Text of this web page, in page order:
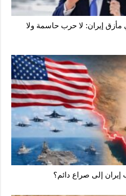
إيران: لا حرب حاسمة ولا
إلى صراع دائم؟